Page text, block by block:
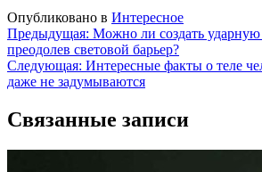
Опубликовано в Интересное
Навигация
по
записям
Предыдущая: Можно ли создать ударную
преодолев световой барьер?
Следующая: Интересные факты о теле
даже не задумываются
Связанные записи